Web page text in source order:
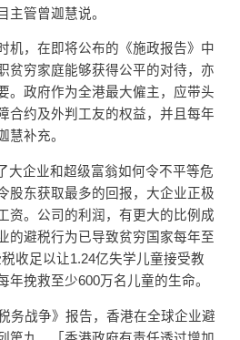
主管曾迦慧说。
机，在即将公布的《施政报告》中
贫穷家庭能够获得公平的对待，亦
。政府作为全港最大僱主，应带头
合约及外判工友的权益，并且每年
慧补充。
大企业和超级富翁如何令不平等危
股东获取最多的回报，大企业正极
资。公司的利润，有更大的比例成
的避税行为已导致贫穷国家每年至
收足以让1.24亿失学儿童接受教
年挽救至少600万名儿童的生命。
务战争》报告，香港在全球企业避